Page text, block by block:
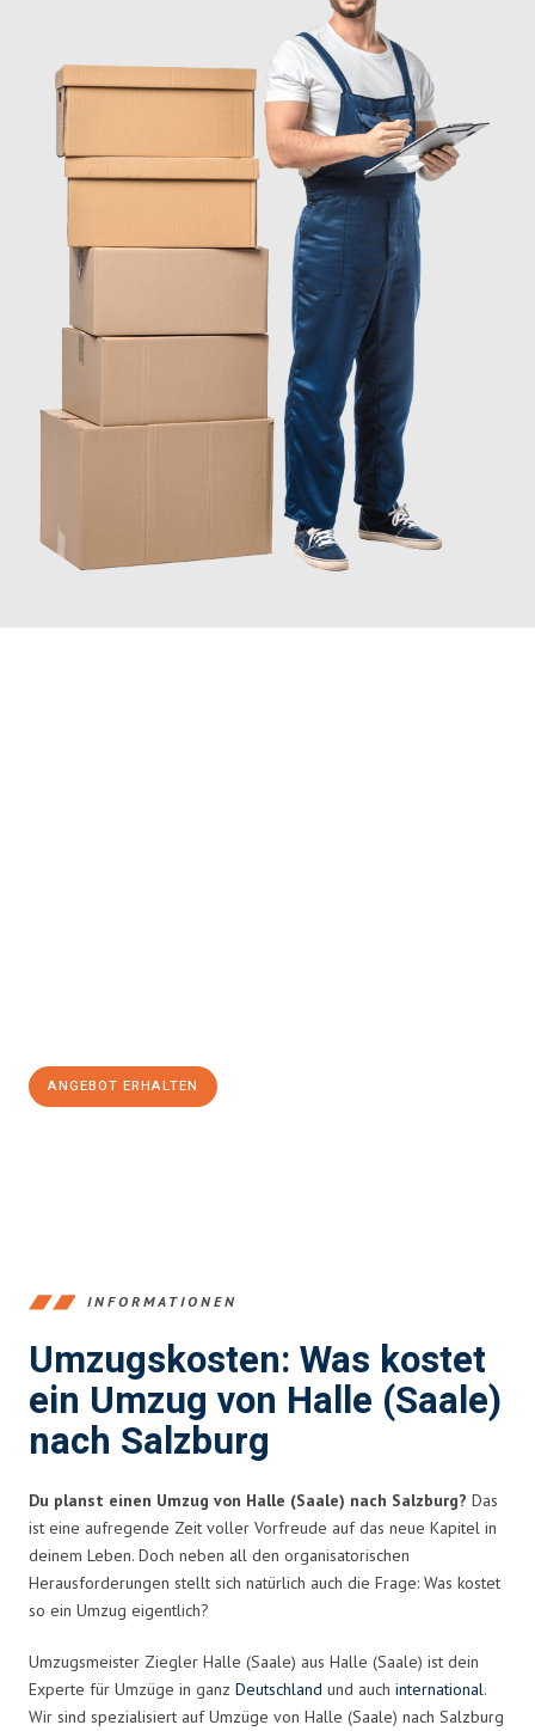
ANGEBOT ERHALTEN
INFORMATIONEN
Umzugskosten: Was kostet
ein Umzug von Halle (Saale)
nach Salzburg
Du planst einen Umzug von Halle (Saale) nach Salzburg? Das
ist eine aufregende Zeit voller Vorfreude auf das neue Kapitel in
deinem Leben. Doch neben all den organisatorischen
Herausforderungen stellt sich natürlich auch die Frage: Was kostet
so ein Umzug eigentlich?
Umzugsmeister Ziegler Halle (Saale) aus Halle (Saale) ist dein
Experte für Umzüge in ganz Deutschland und auch international.
Wir sind spezialisiert auf Umzüge von Halle (Saale) nach Salzburg